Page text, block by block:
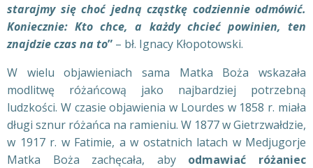
starajmy się choć jedną cząstkę codziennie odmówić.
Koniecznie: Kto chce, a każdy chcieć powinien, ten
znajdzie czas na to” – bł. Ignacy Kłopotowski.
W wielu objawieniach sama Matka Boża wskazała
modlitwę różańcową jako najbardziej potrzebną
ludzkości. W czasie objawienia w Lourdes w 1858 r. miała
długi sznur różańca na ramieniu. W 1877 w Gietrzwałdzie,
w 1917 r. w Fatimie, a w ostatnich latach w Medjugorje
Matka Boża zachęcała, aby odmawiać różaniec